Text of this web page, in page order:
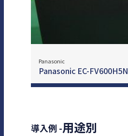
Panasonic
Panasonic EC-FV600H5N
導入例 -用途別